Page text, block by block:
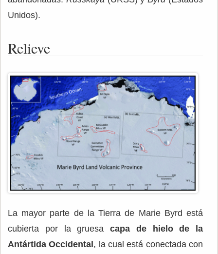
Unidos).
Relieve
La mayor parte de la Tierra de Marie Byrd está
cubierta por la gruesa capa de hielo de la
Antártida Occidental, la cual está conectada con